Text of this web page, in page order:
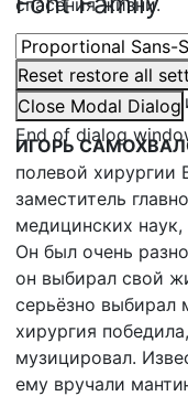
Reset restore all
Close Modal Dialog
End of dialog
спасения жизни.
АНДРЕЙ
Правда то, что
хирургией, но
ИГОРЬ
полевой
заместитель
медицинских
Он был очень
он выбирал свой
серьёзно
хирургия
музицировал.
ему вручали